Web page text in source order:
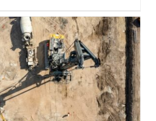
alapozták a
szabadkikötő új
csarnokát